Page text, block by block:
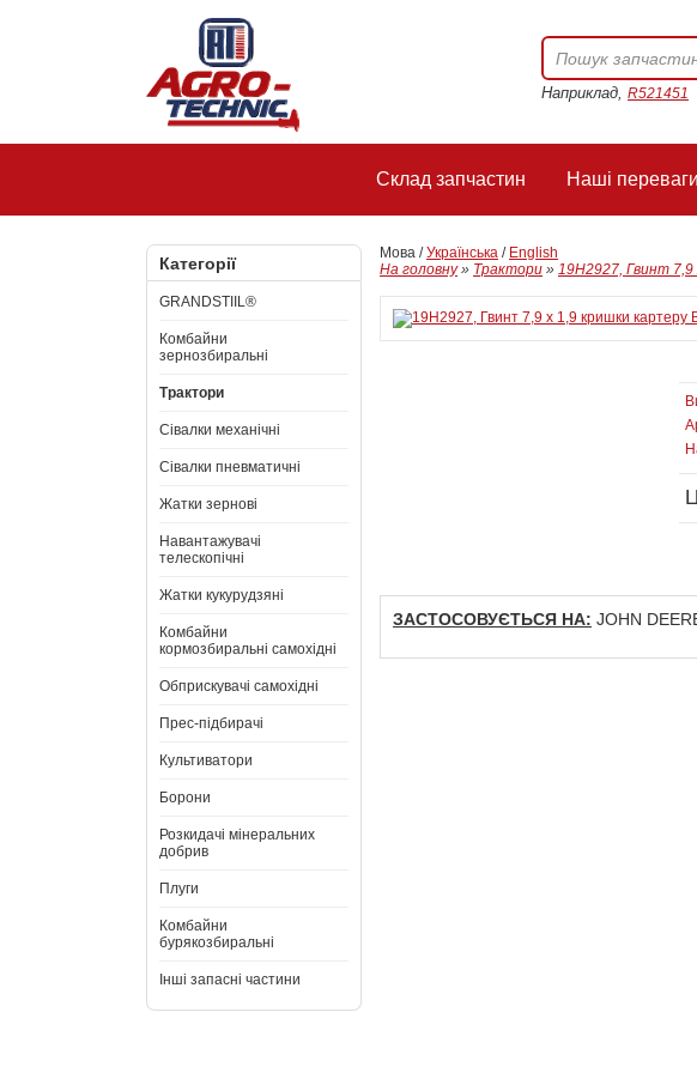
Наприклад, R521451
Склад запчастин Наші переваги
Категорії
GRANDSTIIL®
Комбайни
зернозбиральні
Трактори
Сівалки механічні
Сівалки пневматичні
Жатки зернові
Навантажувачі
телескопічні
Жатки кукурудзяні
Комбайни
кормозбиральні самохідні
Обприскувачі самохідні
Прес-підбирачі
Культиватори
Борони
Розкидачі мінеральних
добрив
Плуги
Комбайни
бурякозбиральні
Інші запасні частини
Мова /Українська / English
На головну» Трактори » 19H2927, Гвинт
ЗАСТОСОВУЄТЬСЯ НА: JOHN